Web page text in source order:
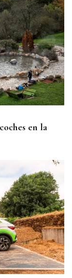
en la